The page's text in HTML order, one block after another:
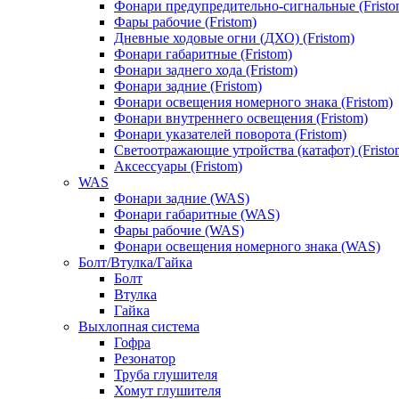
Фонари предупредительно-сигнальные
Фары рабочие (Fristom)
Дневные ходовые огни (ДХО) (Fristom)
Фонари габаритные (Fristom)
Фонари заднего хода (Fristom)
Фонари задние (Fristom)
Фонари освещения номерного знака (Fristom)
Фонари внутреннего освещения (Fristom)
Фонари указателей поворота (Fristom)
Светоотражающие утройства (катафот)
Аксессуары (Fristom)
WAS
Фонари задние (WAS)
Фонари габаритные (WAS)
Фары рабочие (WAS)
Фонари освещения номерного знака (WAS)
Болт/Втулка/Гайка
Болт
Втулка
Гайка
Выхлопная система
Гофра
Резонатор
Труба глушителя
Хомут глушителя